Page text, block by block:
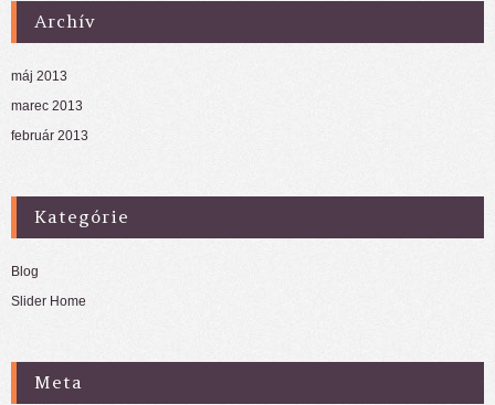
Archív
máj 2013
marec 2013
február 2013
Kategórie
Blog
Slider Home
Meta